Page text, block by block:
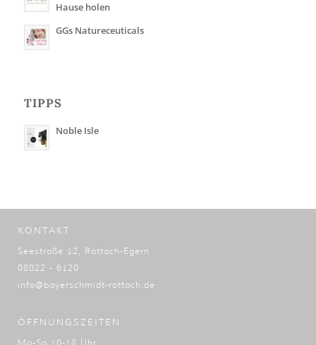
Hause holen
GGs Natureceuticals
TIPPS
Noble Isle
KONTAKT
Seestraße 12, Rottach-Egern
08022 - 6120
info@bayerschmidt-rottach.de
ÖFFNUNGSZEITEN
Mo-Sa 10-18 Uhr